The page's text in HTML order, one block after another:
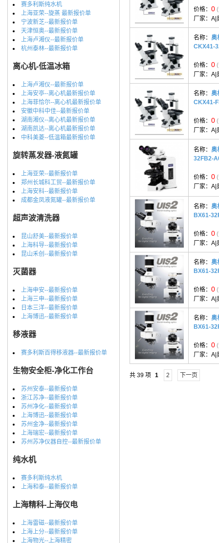
赛多利斯纯水机
上海亚荣--旋蒸 最新报价单
宁波新芝--最新报价单
天津恒奥--最新报价单
上海卢湘仪--最新报价单
杭州泰林--最新报价单
离心机-低温冰箱
上海卢湘仪--最新报价单
上海安亭--离心机最新报价单
上海菲恰尔--离心机最新报价单
安徽中科中佳--最新报价单
湖南湘仪--离心机最新报价单
湖南凯达--离心机最新报价单
中科美菱--低温箱最新报价单
旋转蒸发器-液氮罐
上海亚荣--最新报价单
郑州长城科工贸--最新报价单
上海安科--最新报价单
成都金凤液氮罐--最新报价单
超声波清洗器
昆山舒美--最新报价单
上海科导--最新报价单
昆山禾创--最新报价单
灭菌器
上海申安--最新报价单
上海三申--最新报价单
日本三洋--最新报价单
上海博迅--最新报价单
移液器
赛多利斯百得移液器--最新报价单
生物安全柜-净化工作台
苏州安泰--最新报价单
浙江苏净--最新报价单
苏州净化--最新报价单
上海博迅--最新报价单
苏州金净--最新报价单
上海瑞宏--最新报价单
苏州苏净仪器自控--最新报价单
纯水机
赛多利斯纯水机
上海和泰--最新报价单
上海精科-上海仪电
上海雷磁--最新报价单
上海上分--最新报价单
上海物光--上海精密
价格： 0
厂家： A|
名称： 奥
CKX41-
价格： 0
厂家： A|
名称： 奥
CKX41-
价格： 0
厂家： A|
名称： 奥
32FB2-
价格： 0
厂家： A|
名称： 奥
BX61-
价格： 0
厂家： A|
名称： 奥
BX61-
价格： 0
厂家： A|
名称： 奥
BX61-
价格： 0
厂家： A|
共 39 项 1 2 下一页